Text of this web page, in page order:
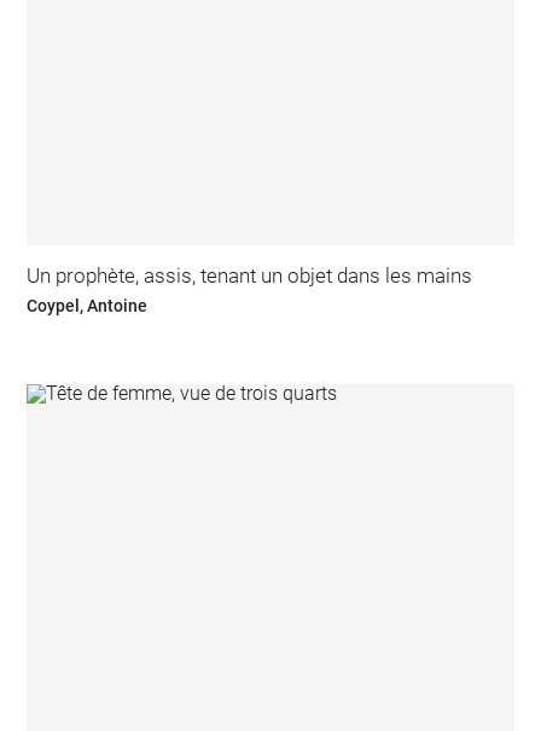
Un prophète, assis, tenant un objet dans les mains
Coypel, Antoine